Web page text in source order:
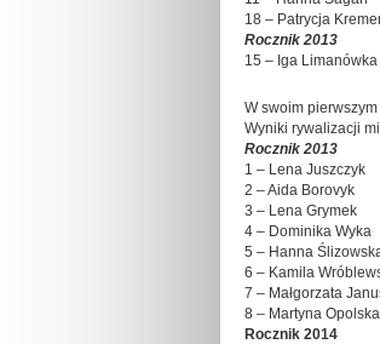
18 – Patrycja
Rocznik 2013
15 – Iga Limanówka
W swoim
Wyniki rywalizacji
Rocznik 2013
1 – Lena Juszczyk
2 – Aida Borovyk
3 – Lena Grymek
4 – Dominika Wyka
5 – Hanna
6 – Kamila
7 – Małgorzata
8 – Martyna Opolska
Rocznik 2014